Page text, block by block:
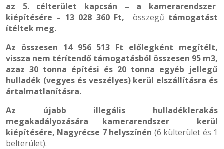
az 5. célterület kapcsán – a kamerarendszer
kiépítésére – 13 028 360 Ft, összegű támogatást
ítéltek meg.
Az összesen 14 956 513 Ft előlegként megítélt,
vissza nem térítendő támogatásból összesen 95 m3,
azaz 30 tonna építési és 20 tonna egyéb jellegű
hulladék (vegyes és veszélyes) kerül elszállításra és
ártalmatlanításra.
Az újabb illegális hulladéklerakás
megakadályozására
kamerarendszer kerül
kiépítésére, Nagyrécse 7 helyszínén (6 külterület és 1
belterület).